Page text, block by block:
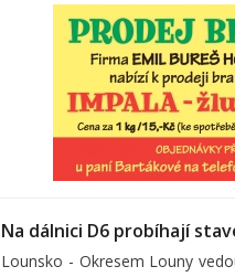
Na dálnici D6 probíhají
Lounsko - Okresem Louny